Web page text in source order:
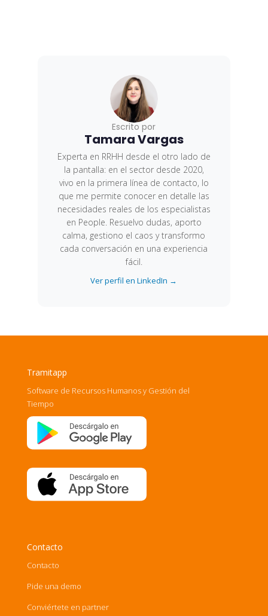
Escrito por
Tamara Vargas
Experta en RRHH desde el otro lado de
la pantalla: en el sector desde 2020,
vivo en la primera línea de contacto, lo
que me permite conocer en detalle las
necesidades reales de los especialistas
en People. Resuelvo dudas, aporto
calma, gestiono el caos y transformo
cada conversación en una experiencia
fácil.
Ver perfil en LinkedIn →
Tramitapp
Software de Recursos Humanos y Gestión del
Tiempo
Contacto
Contacto
Pide una demo
Conviértete en partner